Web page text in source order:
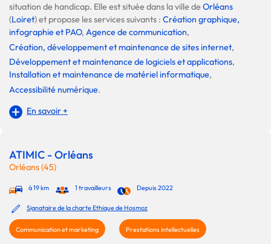
situation de handicap. Elle est située dans la ville deOrléans
(Loiret) et propose les services suivants : Création graphique,
infographie et PAO, Agence de communication,
Création, développement et maintenance de sites internet,
Développement et maintenance de logiciels et applications,
Installation et maintenance de matériel informatique,
Accessibilité numérique.
En savoir +
ATIMIC - Orléans
Orléans (45)
à 19 km 1 travailleurs Depuis 2022
Signataire de la charte Ethique de Hosmoz
Communication et marketing Prestations intellectuelles